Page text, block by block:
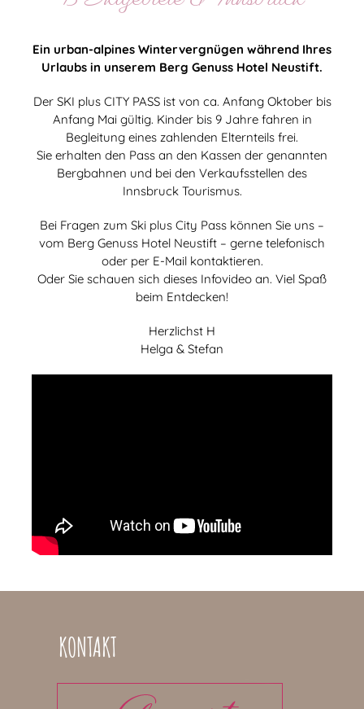
Ein urban-alpines Wintervergnügen während Ihres
Urlaubs in unserem Berg Genuss Hotel Neustift.
Der SKI plus CITY PASS ist von ca. Anfang Oktober bis
Anfang Mai gültig. Kinder bis 9 Jahre fahren in
Begleitung eines zahlenden Elternteils frei.
Sie erhalten den Pass an den Kassen der genannten
Bergbahnen und bei den Verkaufsstellen des
Innsbruck Tourismus.
Bei Fragen zum Ski plus City Pass können Sie uns –
vom Berg Genuss Hotel Neustift – gerne telefonisch
oder per E-Mail kontaktieren.
Oder Sie schauen sich dieses Infovideo an. Viel Spaß
beim Entdecken!
Herzlichst H
Helga & Stefan
KONTAKT